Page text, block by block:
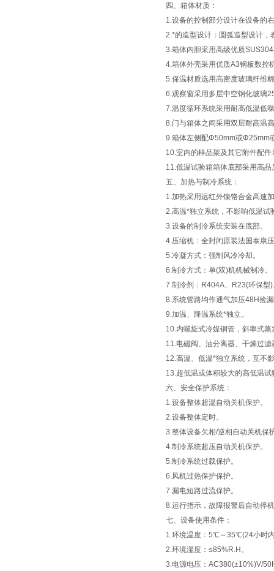
四、箱体材质：
1.设备的控制部分设计在设备的
2.*的造型设计：圆弧造型设计，
3.箱体内胆采用高级优质
4.箱体外壳采用优质A3钢板数控
5.保温材质选用高密度玻璃纤维
6.观察窗采用多层中空钢化玻璃
7.温度循环系统采用耐高低温低
8.门与箱体之间采用双层耐高温
9.箱体左侧配Φ50mm或Φ25mm
10.室内的样品架及其它附件配
11.低温试验箱箱体底部采用高
五、加热与制冷系统：
1.加热采用远红外镍铬合金高速
2.高温*独立系统，不影响低温试
3.设备的制冷系统安装在底部。
4.压缩机：全封闭原装法国泰康
5.冷凝方式：强制风冷冷却。
6.制冷方式：单(双)机机械制冷。
7.制冷剂：R404A、R23(环保型)
8.系统管路均作通气加压48H捡
9.加温、降温系统*独立。
10.内螺旋式冷媒铜管，斜率式蒸
11.电磁阀、油分离器、干燥过
12.高温、低温*独立系统，互不
13.超低温或体积较大的高低温
六、安全保护系统：
1.设备整体超温自动关机保护。
2.设备整体定时。
3.整体设备欠相/逆相自动关机保
4.制冷系统超压自动关机保护。
5.制冷系统过载保护。
6.风机过热保护保护。
7.漏电短路过流保护。
8.运行指示，故障报警后自动停
七、设备使用条件：
1.环境温度：5℃～35℃(24小时
2.环境湿度：≤85%R.H。
3.电源电压：AC380(±10%)V/